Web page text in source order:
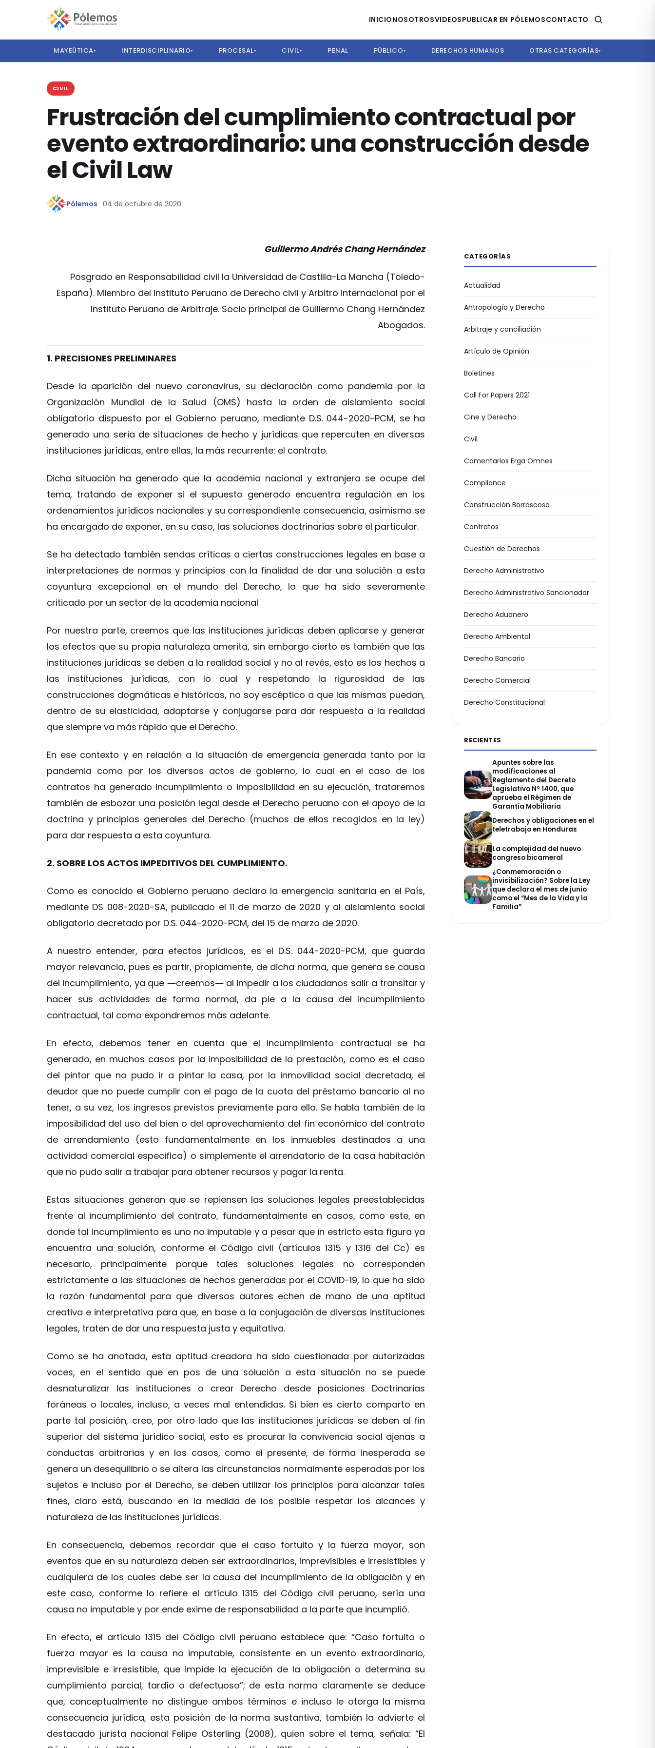
INICIONOSOTROSVIDEOSPUBLICAR EN PÓLEMOSCONTACTO
MAYEÚTICA▾ INTERDISCIPLINARIO▾ PROCESAL▾ CIVIL▾ PENAL PÚBLICO▾ DERECHOS HUMANOS OTRAS CATEGORÍAS▾
CIVIL
Frustración del cumplimiento contractual por
evento extraordinario: una construcción desde
el Civil Law
Pólemos 04 de octubre de 2020
Guillermo Andrés Chang Hernández
Posgrado en Responsabilidad civil la Universidad de Castilla-La Mancha (Toledo-
España). Miembro del Instituto Peruano de Derecho civil y Arbitro internacional por el
Instituto Peruano de Arbitraje. Socio principal de Guillermo Chang Hernández
Abogados.
1. PRECISIONES PRELIMINARES
Desde la aparición del nuevo coronavirus, su declaración como pandemia por la
Organización Mundial de la Salud (OMS) hasta la orden de aislamiento social
obligatorio dispuesto por el Gobierno peruano, mediante D.S. 044-2020-PCM, se ha
generado una seria de situaciones de hecho y jurídicas que repercuten en diversas
instituciones jurídicas, entre ellas, la más recurrente: el contrato.
Dicha situación ha generado que la academia nacional y extranjera se ocupe del
tema, tratando de exponer si el supuesto generado encuentra regulación en los
ordenamientos jurídicos nacionales y su correspondiente consecuencia, asimismo se
ha encargado de exponer, en su caso, las soluciones doctrinarias sobre el particular.
Se ha detectado también sendas críticas a ciertas construcciones legales en base a
interpretaciones de normas y principios con la finalidad de dar una solución a esta
coyuntura excepcional en el mundo del Derecho, lo que ha sido severamente
criticado por un sector de la academia nacional
Por nuestra parte, creemos que las instituciones jurídicas deben aplicarse y generar
los efectos que su propia naturaleza amerita, sin embargo cierto es también que las
instituciones jurídicas se deben a la realidad social y no al revés, esto es los hechos a
las instituciones jurídicas, con lo cual y respetando la rigurosidad de las
construcciones dogmáticas e históricas, no soy escéptico a que las mismas puedan,
dentro de su elasticidad, adaptarse y conjugarse para dar respuesta a la realidad
que siempre va más rápido que el Derecho.
En ese contexto y en relación a la situación de emergencia generada tanto por la
pandemia como por los diversos actos de gobierno, lo cual en el caso de los
contratos ha generado incumplimiento o imposibilidad en su ejecución, trataremos
también de esbozar una posición legal desde el Derecho peruano con el apoyo de la
doctrina y principios generales del Derecho (muchos de ellos recogidos en la ley)
para dar respuesta a esta coyuntura.
2. SOBRE LOS ACTOS IMPEDITIVOS DEL CUMPLIMIENTO.
Como es conocido el Gobierno peruano declaro la emergencia sanitaria en el País,
mediante DS 008-2020-SA, publicado el 11 de marzo de 2020 y al aislamiento social
obligatorio decretado por D.S. 044-2020-PCM, del 15 de marzo de 2020.
A nuestro entender, para efectos jurídicos, es el D.S. 044-2020-PCM, que guarda
mayor relevancia, pues es partir, propiamente, de dicha norma, que genera se causa
del incumplimiento, ya que ―creemos― al impedir a los ciudadanos salir a transitar y
hacer sus actividades de forma normal, da pie a la causa del incumplimiento
contractual, tal como expondremos más adelante.
En efecto, debemos tener en cuenta que el incumplimiento contractual se ha
generado, en muchos casos por la imposibilidad de la prestación, como es el caso
del pintor que no pudo ir a pintar la casa, por la inmovilidad social decretada, el
deudor que no puede cumplir con el pago de la cuota del préstamo bancario al no
tener, a su vez, los ingresos previstos previamente para ello. Se habla también de la
imposibilidad del uso del bien o del aprovechamiento del fin económico del contrato
de arrendamiento (esto fundamentalmente en los inmuebles destinados a una
actividad comercial especifica) o simplemente el arrendatario de la casa habitación
que no pudo salir a trabajar para obtener recursos y pagar la renta.
Estas situaciones generan que se repiensen las soluciones legales preestablecidas
frente al incumplimiento del contrato, fundamentalmente en casos, como este, en
donde tal incumplimiento es uno no imputable y a pesar que in estricto esta figura ya
encuentra una solución, conforme el Código civil (artículos 1315 y 1316 del Cc) es
necesario, principalmente porque tales soluciones legales no corresponden
estrictamente a las situaciones de hechos generadas por el COVID-19, lo que ha sido
la razón fundamental para que diversos autores echen de mano de una aptitud
creativa e interpretativa para que, en base a la conjugación de diversas instituciones
legales, traten de dar una respuesta justa y equitativa.
Como se ha anotada, esta aptitud creadora ha sido cuestionada por autorizadas
voces, en el sentido que en pos de una solución a esta situación no se puede
desnaturalizar las instituciones o crear Derecho desde posiciones Doctrinarias
foráneas o locales, incluso, a veces mal entendidas. Si bien es cierto comparto en
parte tal posición, creo, por otro lado que las instituciones jurídicas se deben al fin
superior del sistema jurídico social, esto es procurar la convivencia social ajenas a
conductas arbitrarias y en los casos, como el presente, de forma inesperada se
genera un desequilibrio o se altera las circunstancias normalmente esperadas por los
sujetos e incluso por el Derecho, se deben utilizar los principios para alcanzar tales
fines, claro está, buscando en la medida de los posible respetar los alcances y
naturaleza de las instituciones jurídicas.
En consecuencia, debemos recordar que el caso fortuito y la fuerza mayor, son
eventos que en su naturaleza deben ser extraordinarios, imprevisibles e irresistibles y
cualquiera de los cuales debe ser la causa del incumplimiento de la obligación y en
este caso, conforme lo refiere el artículo 1315 del Código civil peruano, sería una
causa no imputable y por ende exime de responsabilidad a la parte que incumplió.
En efecto, el artículo 1315 del Código civil peruano establece que: “Caso fortuito o
fuerza mayor es la causa no imputable, consistente en un evento extraordinario,
imprevisible e irresistible, que impide la ejecución de la obligación o determina su
cumplimiento parcial, tardío o defectuoso”; de esta norma claramente se deduce
que, conceptualmente no distingue ambos términos e incluso le otorga la misma
consecuencia jurídica, esta posición de la norma sustantiva, también la advierte el
destacado jurista nacional Felipe Osterling (2008), quien sobre el tema, señala: “El
CATEGORÍAS
Actualidad
Antropología y Derecho
Arbitraje y conciliación
Artículo de Opinión
Boletines
Call For Papers 2021
Cine y Derecho
Civil
Comentarios Erga Omnes
Compliance
Construcción Borrascosa
Contratos
Cuestión de Derechos
Derecho Administrativo
Derecho Administrativo Sancionador
Derecho Aduanero
Derecho Ambiental
Derecho Bancario
Derecho Comercial
Derecho Constitucional
RECIENTES
Apuntes sobre las
modificaciones al
Reglamento del Decreto
Legislativo Nº 1400, que
aprueba el Régimen de
Garantía Mobiliaria
Derechos y obligaciones en el
teletrabajo en Honduras
La complejidad del nuevo
congreso bicameral
¿Conmemoración o
invisibilización? Sobre la Ley
que declara el mes de junio
como el “Mes de la Vida y la
Familia”